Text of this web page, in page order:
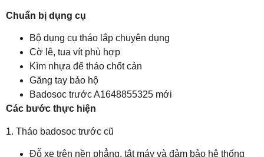
Chuẩn bị dụng cụ
Bộ dụng cụ tháo lắp chuyên dụng
Cờ lê, tua vít phù hợp
Kìm nhựa để tháo chốt cản
Găng tay bảo hộ
Badosoc trước A1648855325 mới
Các bước thực hiện
1. Tháo badosoc trước cũ
Đỗ xe trên nền phẳng, tắt máy và đảm bảo hệ thống